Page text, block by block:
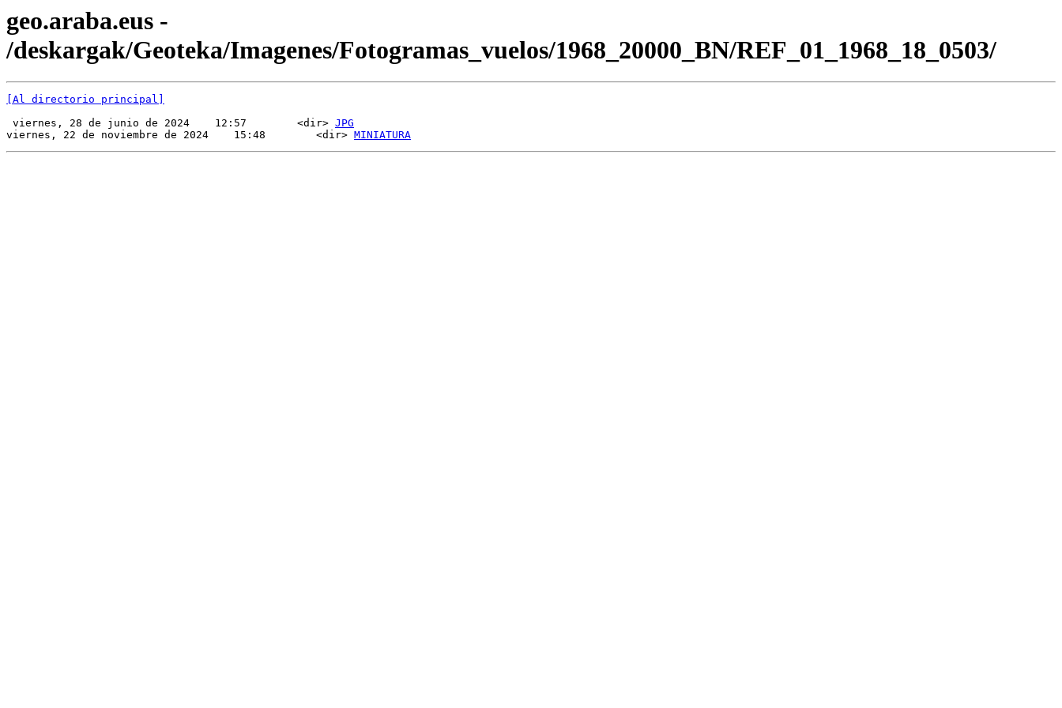
geo.araba.eus -
/deskargak/Geoteka/Imagenes/Fotogramas_vuelos/1968_20000_BN/REF_01_1968_18_0503/
[Al directorio principal]
viernes, 28 de junio de 2024    12:57        <dir> JPG
viernes, 22 de noviembre de 2024    15:48        <dir> MINIATURA